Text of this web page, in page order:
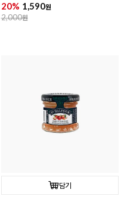
20% 1,590원
2,000원
담기